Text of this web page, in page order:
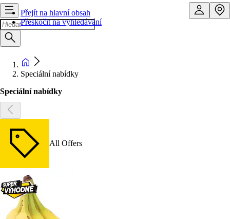
Přejít na hlavní obsah
Přeskočit na vyhledávání
Speciální nabídky
Speciální nabídky
All Offers